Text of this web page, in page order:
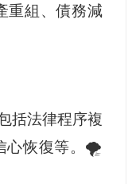
重組、債務減
括法律程序複
心恢復等。🌪️